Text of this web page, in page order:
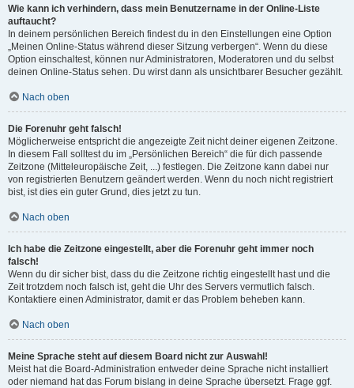
Wie kann ich verhindern, dass mein Benutzername in der Online-Liste
auftaucht?
In deinem persönlichen Bereich findest du in den Einstellungen eine Option
„Meinen Online-Status während dieser Sitzung verbergen“. Wenn du diese
Option einschaltest, können nur Administratoren, Moderatoren und du selbst
deinen Online-Status sehen. Du wirst dann als unsichtbarer Besucher gezählt.
Nach oben
Die Forenuhr geht falsch!
Möglicherweise entspricht die angezeigte Zeit nicht deiner eigenen Zeitzone.
In diesem Fall solltest du im „Persönlichen Bereich“ die für dich passende
Zeitzone (Mitteleuropäische Zeit, ...) festlegen. Die Zeitzone kann dabei nur
von registrierten Benutzern geändert werden. Wenn du noch nicht registriert
bist, ist dies ein guter Grund, dies jetzt zu tun.
Nach oben
Ich habe die Zeitzone eingestellt, aber die Forenuhr geht immer noch
falsch!
Wenn du dir sicher bist, dass du die Zeitzone richtig eingestellt hast und die
Zeit trotzdem noch falsch ist, geht die Uhr des Servers vermutlich falsch.
Kontaktiere einen Administrator, damit er das Problem beheben kann.
Nach oben
Meine Sprache steht auf diesem Board nicht zur Auswahl!
Meist hat die Board-Administration entweder deine Sprache nicht installiert
oder niemand hat das Forum bislang in deine Sprache übersetzt. Frage ggf.